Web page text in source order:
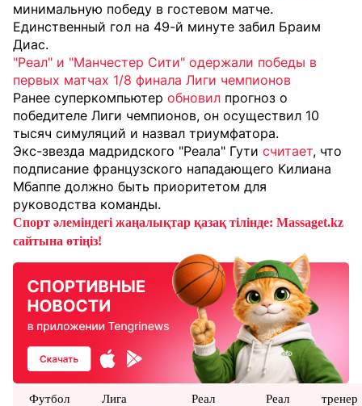
минимальную победу в гостевом матче.
Единственный гол на 49-й минуте забил Браим
Диас.
"Реал" и "Манчестер Сити" одержали победы в
первых матчах 1/8 финала Лиги чемпионов
Ранее суперкомпьютер обновил прогноз о
победителе Лиги чемпионов, он осуществил 10
тысяч симуляций и назвал триумфатора.
Экс-звезда мадридского "Реала" Гути считает, что
подписание французского нападающего Килиана
Мбаппе должно быть приоритетом для
руководства команды.
Спорт әлеміндегі жаңалықтар қазақ тілінде: Massaget.kz
сайтына өтіңіз!
Футбол
Лига
Реал
Реал тренер